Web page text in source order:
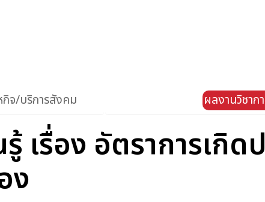
กิจ/บริการสังคม ผลงานวิชาก
เรื่อง อัตราการเกิ
ง